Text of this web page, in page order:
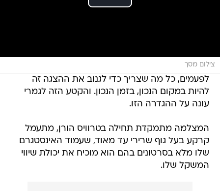
צילום מסך
לפעמים, כל מה שצריך כדי לגנוב את ההצגה זה
להיות במקום הנכון, בזמן הנכון. והקטע הזה לגמרי
עונה על ההגדרה הזו.
המצלמה מתמקדת תחילה בטרוויס הורן, מתעמל
קרקע בעל גוף שרירי עד מאוד, שעמוד האינסטגרם
שלו מלא בסרטונים בהם הוא מוכיח את יכולת שיווי
המשקל שלו.